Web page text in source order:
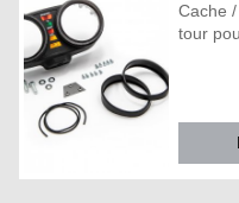
Cache
tour